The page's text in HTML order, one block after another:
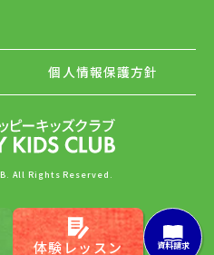
個人情報保護方針
All Rights Reserved.
体験レッスン 資料請求